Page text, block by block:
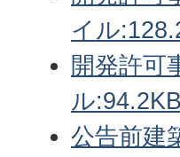
イル
開発許可
ル
公告前建